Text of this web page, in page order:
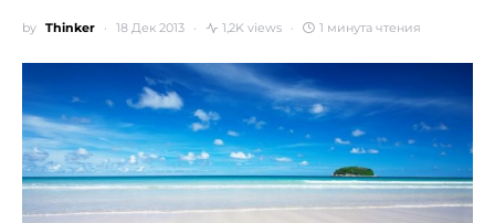
by Thinker 18 Дек 2013 1,2K views 1 минута чтения